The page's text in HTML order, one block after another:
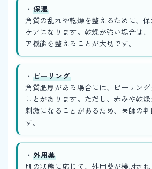
・ 保湿
角質の乱れや乾燥を整えるために、
ケアになります。乾燥が強い場合は、
ア機能を整えることが大切です。
・ ピーリング
角質肥厚がある場合には、ピーリン
ことがあります。ただし、赤みや乾
刺激になることがあるため、医師の
す。
・ 外用薬
肌の状態に応じて、外用薬が検討され